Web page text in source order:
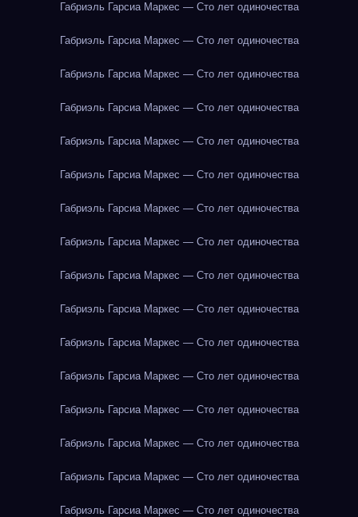
Габриэль Гарсиа Маркес — Сто лет одиночества
Габриэль Гарсиа Маркес — Сто лет одиночества
Габриэль Гарсиа Маркес — Сто лет одиночества
Габриэль Гарсиа Маркес — Сто лет одиночества
Габриэль Гарсиа Маркес — Сто лет одиночества
Габриэль Гарсиа Маркес — Сто лет одиночества
Габриэль Гарсиа Маркес — Сто лет одиночества
Габриэль Гарсиа Маркес — Сто лет одиночества
Габриэль Гарсиа Маркес — Сто лет одиночества
Габриэль Гарсиа Маркес — Сто лет одиночества
Габриэль Гарсиа Маркес — Сто лет одиночества
Габриэль Гарсиа Маркес — Сто лет одиночества
Габриэль Гарсиа Маркес — Сто лет одиночества
Габриэль Гарсиа Маркес — Сто лет одиночества
Габриэль Гарсиа Маркес — Сто лет одиночества
Габриэль Гарсиа Маркес — Сто лет одиночества